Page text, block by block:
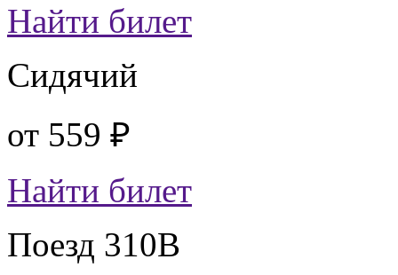
Найти билет
Сидячий
от 559 ₽
Найти билет
Поезд 310В